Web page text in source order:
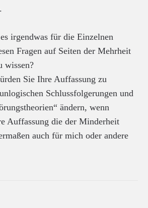
irgendwas für die Einzelnen
Fragen auf Seiten der Mehrheit
wissen?
Sie Ihre Auffassung zu
Schlussfolgerungen und
ändern, wenn
Auffassung die der Minderheit
auch für mich oder andere